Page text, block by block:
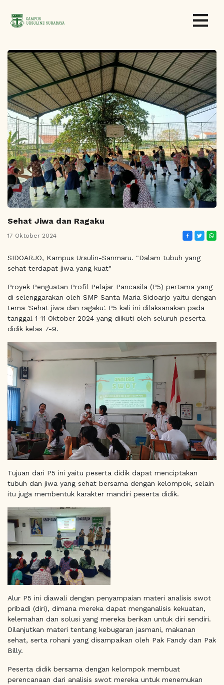
Sehat Jiwa dan Ragaku
17 Oktober 2024
SIDOARJO, Kampus Ursulin-Sanmaru. "Dalam tubuh yang
sehat terdapat jiwa yang kuat"
Proyek Penguatan Profil Pelajar Pancasila (P5) pertama yang
di selenggarakan oleh SMP Santa Maria Sidoarjo yaitu dengan
tema 'Sehat jiwa dan ragaku'. P5 kali ini dilaksanakan pada
tanggal 1-11 Oktober 2024 yang diikuti oleh seluruh peserta
didik kelas 7-9.
Tujuan dari P5 ini yaitu peserta didik dapat menciptakan
tubuh dan jiwa yang sehat bersama dengan kelompok, selain
itu juga membentuk karakter mandiri peserta didik.
Alur P5 ini diawali dengan penyampaian materi analisis swot
pribadi (diri), dimana mereka dapat menganalisis kekuatan,
kelemahan dan solusi yang mereka berikan untuk diri sendiri.
Dilanjutkan materi tentang kebugaran jasmani, makanan
sehat, serta rohani yang disampaikan oleh Pak Fandy dan Pak
Billy.
Peserta didik bersama dengan kelompok membuat
perencanaan dari analisis swot mereka untuk menemukan